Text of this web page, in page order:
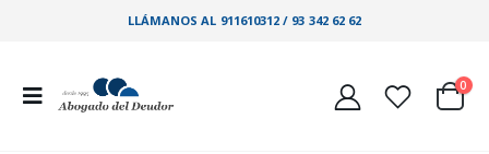
LLÁMANOS AL 911610312 / 93 342 62 62
0